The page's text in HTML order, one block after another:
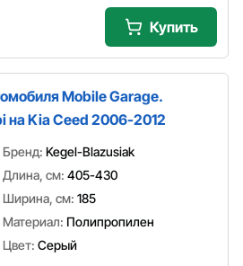
Купить
Mobile Garage.
на Kia Ceed 2006-2012
Бренд: Kegel-Blazusiak
Длина, см: 405-430
Ширина, см: 185
Материал: Полипропилен
Цвет: Серый